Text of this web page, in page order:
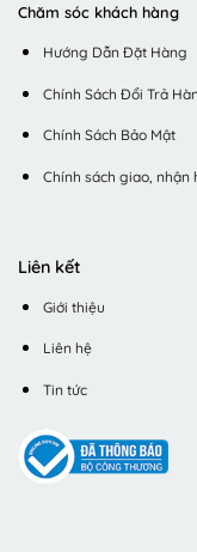
Chăm sóc khách hàng
Hướng Dẫn Đặt Hàng
Chính Sách Đổi Trả
Chính Sách Bảo Mật
Chính sách giao, nhận
Liên kết
Giới thiệu
Liên hệ
Tin tức